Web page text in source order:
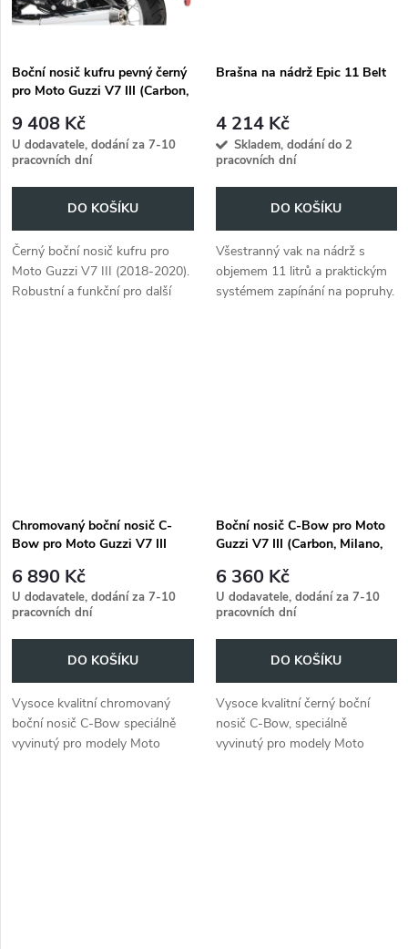
Boční nosič kufru pevný černý
pro Moto Guzzi V7 III (Carbon,
9 408 Kč
U dodavatele, dodání za 7-10
pracovních dní
DO KOŠÍKU
Černý boční nosič kufru pro
Moto Guzzi V7 III (2018-2020).
Robustní a funkční pro další
Brašna na nádrž Epic 11 Belt
4 214 Kč
Skladem, dodání do 2
pracovních dní
DO KOŠÍKU
Všestranný vak na nádrž s
objemem 11 litrů a praktickým
systémem zapínání na popruhy.
Chromovaný boční nosič C-
Bow pro Moto Guzzi V7 III
(2018-2020)
6 890 Kč
U dodavatele, dodání za 7-10
pracovních dní
DO KOŠÍKU
Vysoce kvalitní chromovaný
boční nosič C-Bow speciálně
vyvinutý pro modely Moto
Boční nosič C-Bow pro Moto
Guzzi V7 III (Carbon, Milano,
6 360 Kč
U dodavatele, dodání za 7-10
pracovních dní
DO KOŠÍKU
Vysoce kvalitní černý boční
nosič C-Bow, speciálně
vyvinutý pro modely Moto